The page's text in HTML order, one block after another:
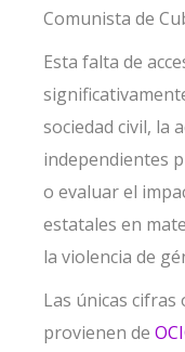
Comunista de
Esta falta de
sociedad civil, la
independientes
o evaluar el
estatales en
la violencia de
Las únicas
provienen de